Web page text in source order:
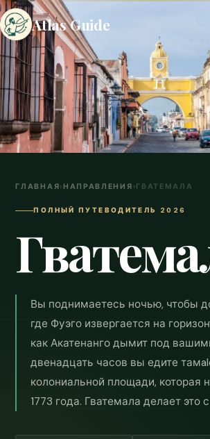
Atlas Guide
ГЛАВНАЯ›НАПРАВЛЕНИЯ ›ГВАТЕМАЛА
ПОЛНЫЙ ПУТЕВОДИТЕЛЬ 2026
Вы поднимаетесь ночью, чтобы
где Фуэго извергается на
как Акатенанго дымит под
двенадцать часов вы едите
колониальной площади, которая
1773 года. Гватемала делает это